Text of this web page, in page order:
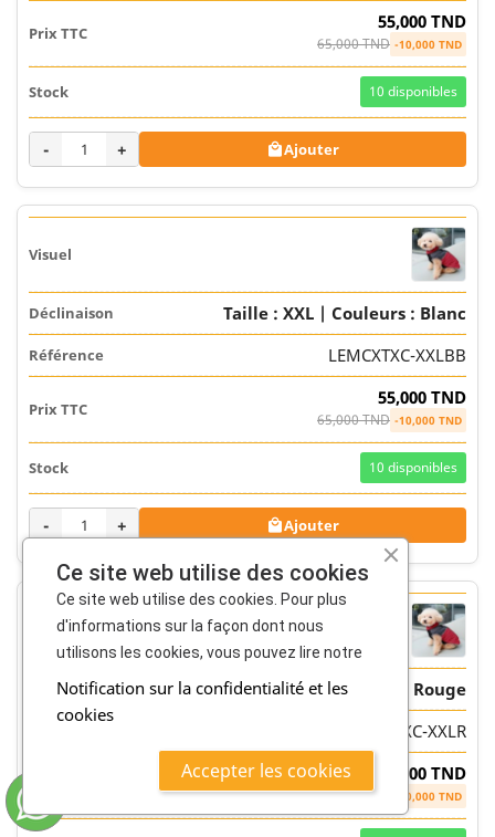
55,000 TND
65,000 TND -10,000 TND
10 disponibles
- + Ajouter
Taille : XXL | Couleurs : Blanc
LEMCXTXC-XXLBB
55,000 TND
65,000 TND -10,000 TND
10 disponibles
- + Ajouter
Taille : XXL | Couleurs : Rouge
LEMCXTXC-XXLR
55,000 TND
65,000 TND -10,000 TND
Ce site web utilise des cookies
Ce site web utilise des cookies. Pour plus
d'informations sur la façon dont nous
utilisons les cookies, vous pouvez lire notre
Notification sur la confidentialité et les
cookies
Accepter les cookies